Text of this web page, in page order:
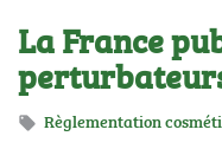
La France
 Règlementation